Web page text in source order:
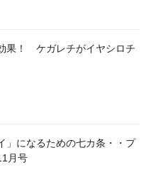
果！ ケガレチがイヤシロチ
」になるための七カ条・・プ
月号